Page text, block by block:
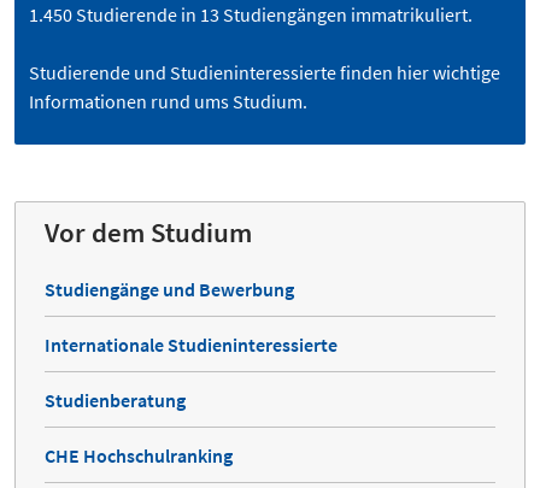
1.450 Studierende in 13 Studiengängen immatrikuliert.
Studierende und Studieninteressierte finden hier wichtige
Informationen rund ums Studium.
Vor dem Studium
Studiengänge und Bewerbung
Internationale Studieninteressierte
Studienberatung
CHE Hochschulranking